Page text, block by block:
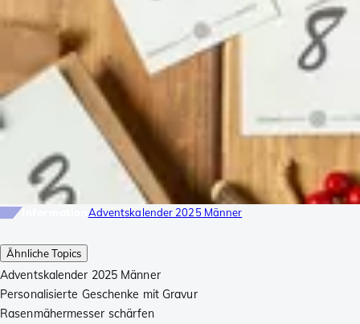
Ähnliche Topics
Adventskalender 2025 Männer
Personalisierte Geschenke mit Gravur
Rasenmähermesser schärfen
Adventskalender 2025 Männer